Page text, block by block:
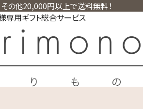
の他20,000円以上で送料無料！
専用ギフト総合サービス